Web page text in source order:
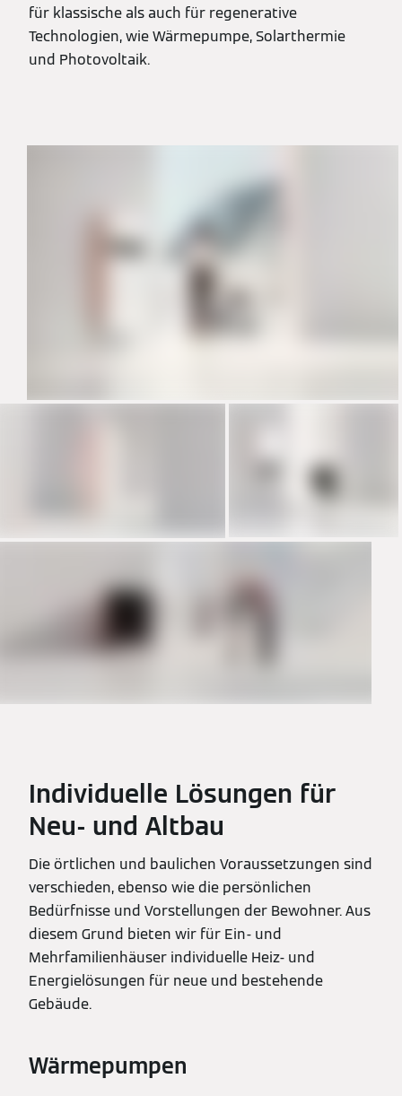
für klassische als auch für regenerative
Technologien, wie Wärmepumpe, Solarthermie
und Photovoltaik.
Individuelle Lösungen für
Neu- und Altbau
Die örtlichen und baulichen Voraussetzungen sind
verschieden, ebenso wie die persönlichen
Bedürfnisse und Vorstellungen der Bewohner. Aus
diesem Grund bieten wir für Ein- und
Mehrfamilienhäuser individuelle Heiz- und
Energielösungen für neue und bestehende
Gebäude.
Wärmepumpen